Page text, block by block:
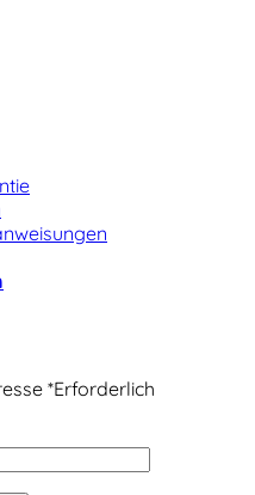
*Erforderlich